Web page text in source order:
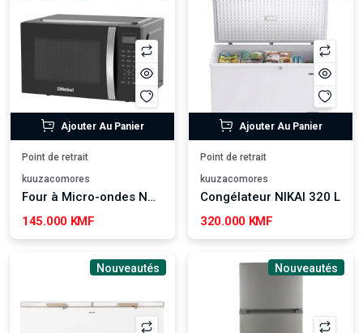
Ajouter Au Panier
Point de retrait
kuuzacomores
Four à Micro-ondes NOBEL 42 L - NMO55D
145.000 KMF
Ajouter Au Panier
Point de retrait
kuuzacomores
Congélateur NIKAI 320 L
320.000 KMF
Nouveautés Nouveautés